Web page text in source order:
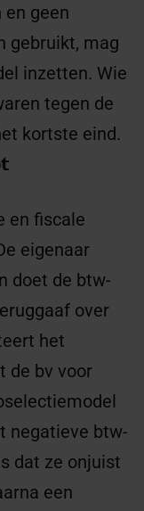
geen
gebruikt, mag
inzetten. Wie
tegen de
kortste eind.
en fiscale
eigenaar
doet de btw-
over
het
de bv voor
negatieve btw-
dat ze onjuist
een